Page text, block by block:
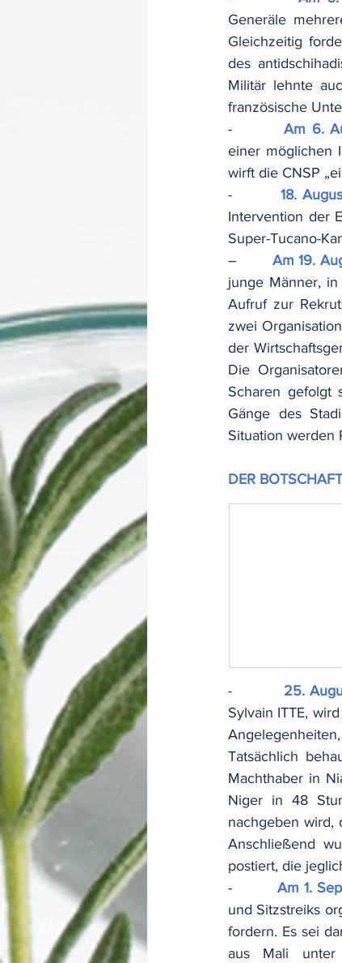
Generäle
Gleichzeitig
des
Militär lehnte
französische
- Am 6.
einer möglichen
wirft die CNSP
- 18.
Intervention der
Super-Tucano-
– Am 19.
junge Männer,
Aufruf zur
zwei
der
Die
Scharen gefolgt
Gänge des
Situation werden
DER
- 25.
Sylvain ITTE,
Tatsächlich
Machthaber in
Niger in 48
nachgeben wird,
Anschließend
postiert, die
- Am 1.
und Sitzstreiks
fordern. Es sei
aus Mali unter